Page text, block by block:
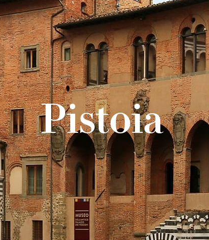
Pistoia